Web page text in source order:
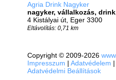
Agria Drink Nagyker
nagyker, vállalkozás,
4 Kistályai út, Eger 3300
Eltávolítás: 0,71 km
Copyright © 2009-2026
Impresszum | Adatvédelem |
Adatvédelmi Beállítások